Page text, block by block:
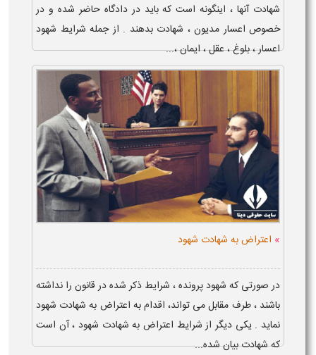
شهادت آنها ، اینگونه است که باید در دادگاه حاضر شده و در
خصوص اعسار مدیون ، شهادت بدهند . از جمله شرایط شهود
اعسار ، بلوغ ، عقل ، ایمان ،...
» اعتراض به شهادت شهود
در صورتی که شهود پرونده ، شرایط ذکر شده در قانون را نداشته
باشند ، طرف مقابل می تواند، اقدام به اعتراض به شهادت شهود
نماید . یکی دیگر از شرایط اعتراض به شهادت شهود ، آن است
که شهادت بیان شده...